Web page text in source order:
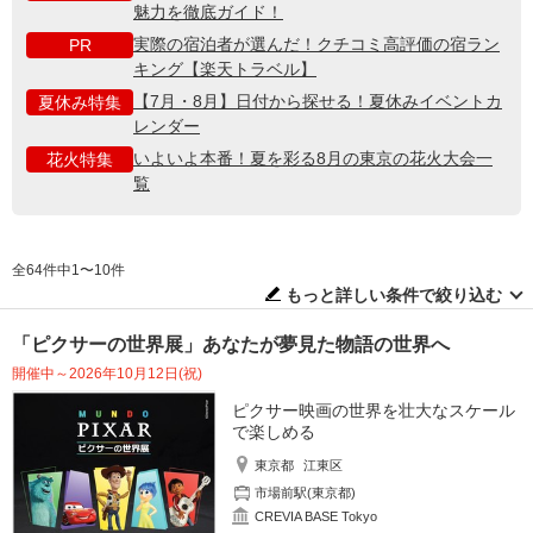
魅力を徹底ガイド！
PR
実際の宿泊者が選んだ！クチコミ高評価の宿ラン
キング【楽天トラベル】
夏休み特集
【7月・8月】日付から探せる！夏休みイベントカ
レンダー
花火特集
いよいよ本番！夏を彩る8月の東京の花火大会一
覧
全64件中1〜10件
もっと詳しい条件で絞り込む
「ピクサーの世界展」あなたが夢見た物語の世界へ
開催中～2026年10月12日(祝)
ピクサー映画の世界を壮大なスケール
で楽しめる
東京都
江東区
市場前駅(東京都)
CREVIA BASE Tokyo